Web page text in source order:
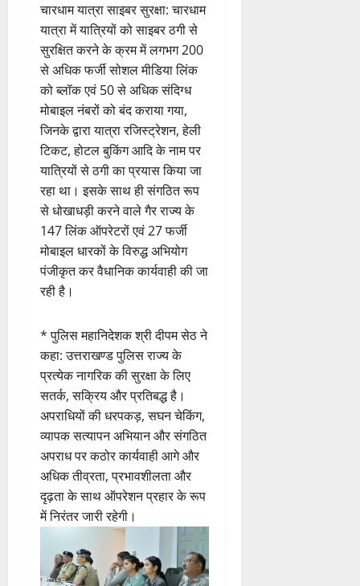
चारधाम यात्रा साइबर सुरक्षा: चारधाम
यात्रा में यात्रियों को साइबर ठगी से
सुरक्षित करने के क्रम में लगभग 200
से अधिक फर्जी सोशल मीडिया लिंक
को ब्लॉक एवं 50 से अधिक संदिग्ध
मोबाइल नंबरों को बंद कराया गया,
जिनके द्वारा यात्रा रजिस्ट्रेशन, हेली
टिकट, होटल बुकिंग आदि के नाम पर
यात्रियों से ठगी का प्रयास किया जा
रहा था। इसके साथ ही संगठित रूप
से धोखाधड़ी करने वाले गैर राज्य के
147 लिंक ऑपरेटरों एवं 27 फर्जी
मोबाइल धारकों के विरुद्ध अभियोग
पंजीकृत कर वैधानिक कार्यवाही की जा
रही है।
* पुलिस महानिदेशक श्री दीपम सेठ ने
कहा: उत्तराखण्ड पुलिस राज्य के
प्रत्येक नागरिक की सुरक्षा के लिए
सतर्क, सक्रिय और प्रतिबद्ध है।
अपराधियों की धरपकड़, सघन चेकिंग,
व्यापक सत्यापन अभियान और संगठित
अपराध पर कठोर कार्यवाही आगे और
अधिक तीव्रता, प्रभावशीलता और
दृढ़ता के साथ ऑपरेशन प्रहार के रूप
में निरंतर जारी रहेगी।